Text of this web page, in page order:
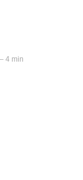
4 min